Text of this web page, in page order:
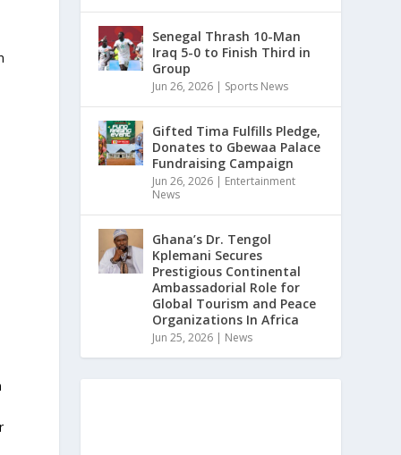
Senegal Thrash 10-Man
Iraq 5-0 to Finish Third in
Group
Jun 26, 2026 | Sports News
Gifted Tima Fulfills Pledge,
Donates to Gbewaa Palace
Fundraising Campaign
Jun 26, 2026 | Entertainment
News
Ghana’s Dr. Tengol
Kplemani Secures
Prestigious Continental
Ambassadorial Role for
Global Tourism and Peace
Organizations In Africa
Jun 25, 2026 | News